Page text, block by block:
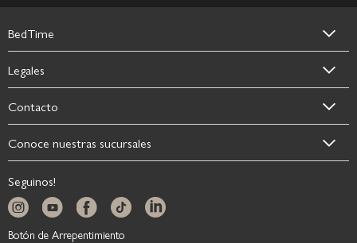
BedTime
Legales
Contacto
Conoce nuestras sucursales
Seguinos!
Botón de Arrepentimiento